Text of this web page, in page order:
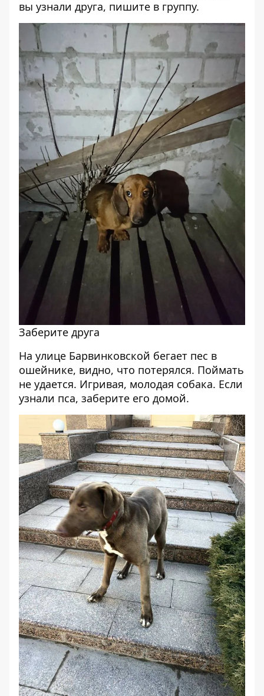
вы узнали друга, пишите в группу.
Заберите друга
На улице Барвинковской бегает пес в
ошейнике, видно, что потерялся. Поймать
не удается. Игривая, молодая собака. Если
узнали пса, заберите его домой.